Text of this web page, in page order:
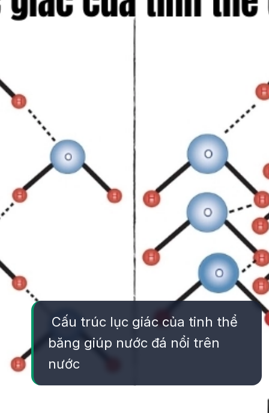
Cấu trúc lục giác của tinh thể
băng giúp nước đá nổi trên
nước